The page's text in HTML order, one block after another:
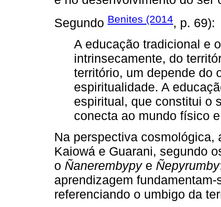
Segundo Benites (2014, p. 69):
A educação tradicional e
intrinsecamente, do
território, um depende do
espiritualidade. A
espiritual, que constitui o
conecta ao mundo físico
Na perspectiva cosmológica,
Kaiowá e Guarani, segundo
o Ñanerembypye Ñepyrumby
aprendizagem
referenciando o umbigo da